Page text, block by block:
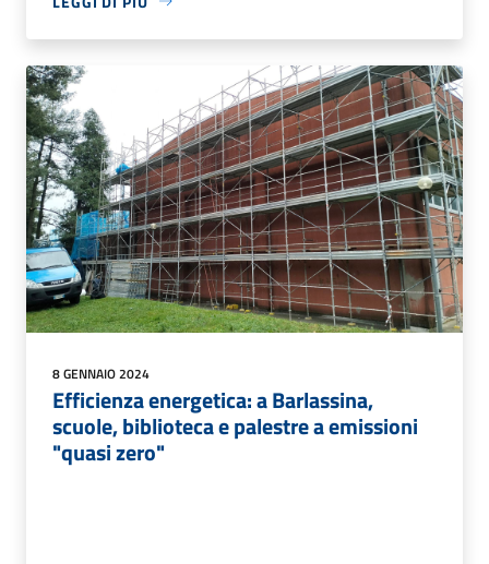
8 GENNAIO 2024
Efficienza energetica: a Barlassina,
scuole, biblioteca e palestre a emissioni
"quasi zero"